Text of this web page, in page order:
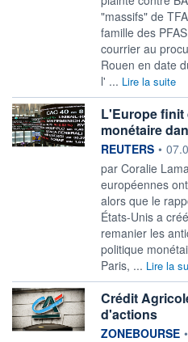
"massifs" de
famille des
courrier au
Rouen en date
l' ... Lire la suite
L'Europe finit
monétaire
information
REUTERS •
par Coralie
européennes
alors que le
États-Unis a
remanier les
politique
Paris, ... Lire la
Crédit
d'actions
information
ZONEBOURSE •